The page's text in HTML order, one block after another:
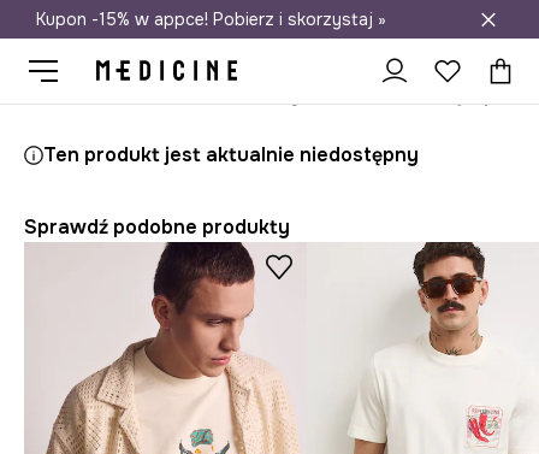
Darmowa dostawa do salonów
Kupon -15% w appce! Pobierz i skorzystaj »
Ten produkt jest aktualnie niedostępny
Sprawdź podobne produkty